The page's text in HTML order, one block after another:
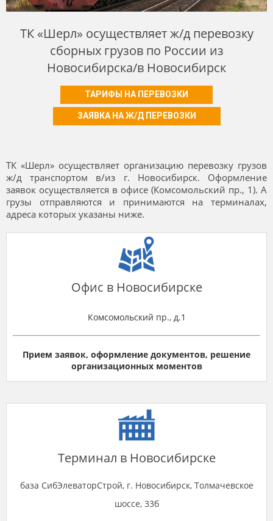
ТК «Шерл» осуществляет ж/д перевозку
сборных грузов по России из
Новосибирска/в Новосибирск
ТАРИФЫ НА ПЕРЕВОЗКИ
ЗАЯВКА НА Ж/Д ПЕРЕВОЗКИ
ТК «Шерл» осуществляет организацию перевозку грузов
ж/д транспортом в/из г. Новосибирск. Оформление
заявок осуществляется в офисе (Комсомольский пр., 1). А
грузы отправляются и принимаются на терминалах,
адреса которых указаны ниже.
Офис в Новосибирске
Комсомольский пр., д.1
Прием заявок, оформление документов, решение
организационных моментов
Терминал в Новосибирске
база СибЭлеваторСтрой, г. Новосибирск, Толмачевское
шоссе, 33б